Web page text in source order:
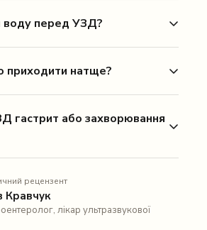
воду перед УЗД?
приходити натще?
гастрит або захворювання
рецензент
Кравчук
лікар ультразвукової